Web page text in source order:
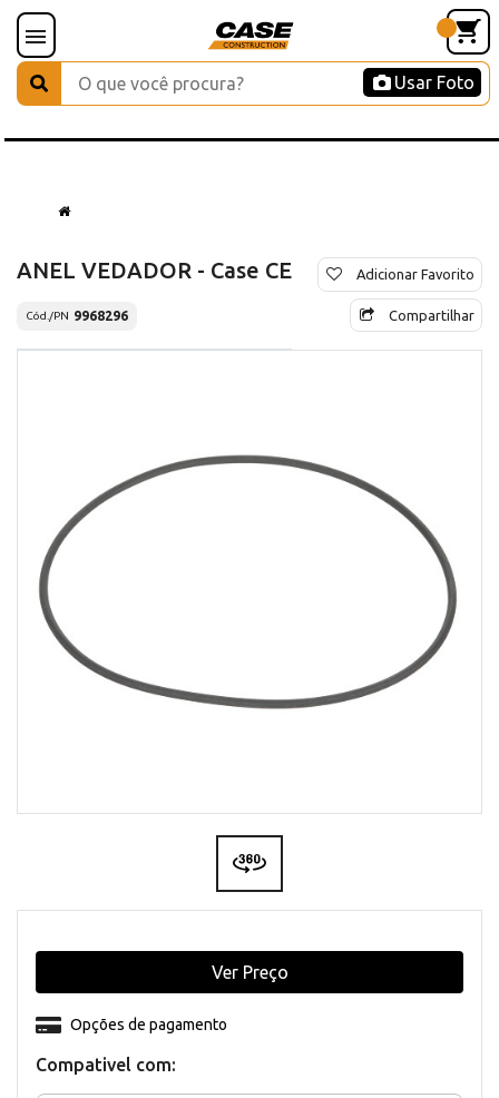
Usar Foto
ANEL VEDADOR - Case CE
Cód./PN 9968296
Adicionar Favorito
Compartilhar
Compativel com:
Opções de pagamento
Ver Preço